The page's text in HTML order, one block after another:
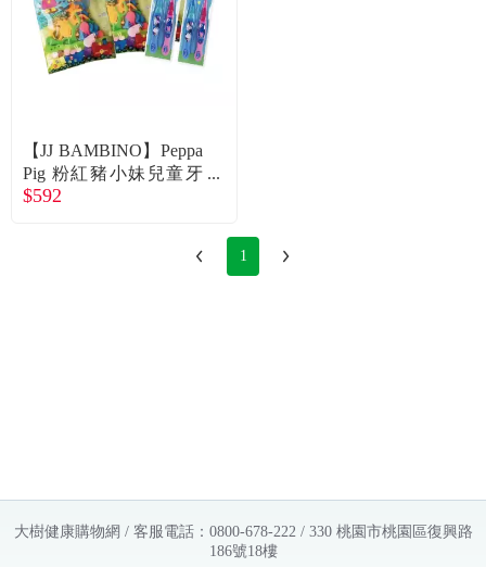
會員專區
折價券、紅利說明
【JJ BAMBINO】Peppa
Pig 粉紅豬小妹兒童牙
線*4包(50支/包)+牙刷2
$592
1
大樹健康購物網 / 客服電話：0800-678-222 / 330 桃園市桃園區復興路
186號18樓